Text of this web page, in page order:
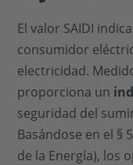
El valor SAIDI
consumidor
electricidad.
proporciona un
seguridad del
Basándose en el §
de la Energía), los